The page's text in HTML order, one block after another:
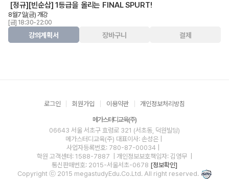
[정규][빈순삽] 1등급을 올리는 FINAL SPURT!
8월7일(금) 개강
[금] 18:30-22:00
강의계획서 장바구니 결제
로그인 회원가입 이용약관 개인정보처리방침
메가스터디교육(주)
06643 서울 서초구 효령로 321 (서초동, 덕원빌딩)
메가스터디교육(주) 대표이사: 손성은 |
사업자등록번호: 780-87-00034
학원 고객센터: 1588-7887
| 개인정보보호책임자: 김영무
통신판매번호: 2015-서울서초-0678 [정보확인]
Copyright ⓒ 2015 megastudyEdu.Co.Ltd. All right reserved.